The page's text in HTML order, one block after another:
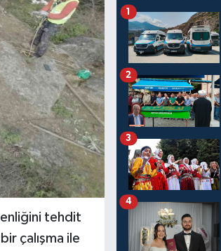
tehdit
çalışma ile
1
2
3
4